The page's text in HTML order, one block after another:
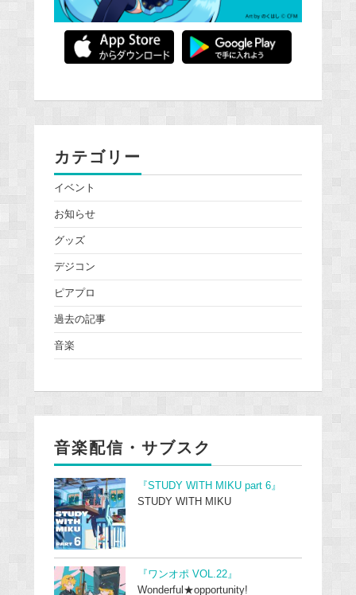
カテゴリー
イベント
お知らせ
グッズ
デジコン
ピアプロ
過去の記事
音楽
音楽配信・サブスク
『STUDY WITH MIKU part 6』
STUDY WITH MIKU
『ワンオポ VOL.22』
Wonderful★opportunity!